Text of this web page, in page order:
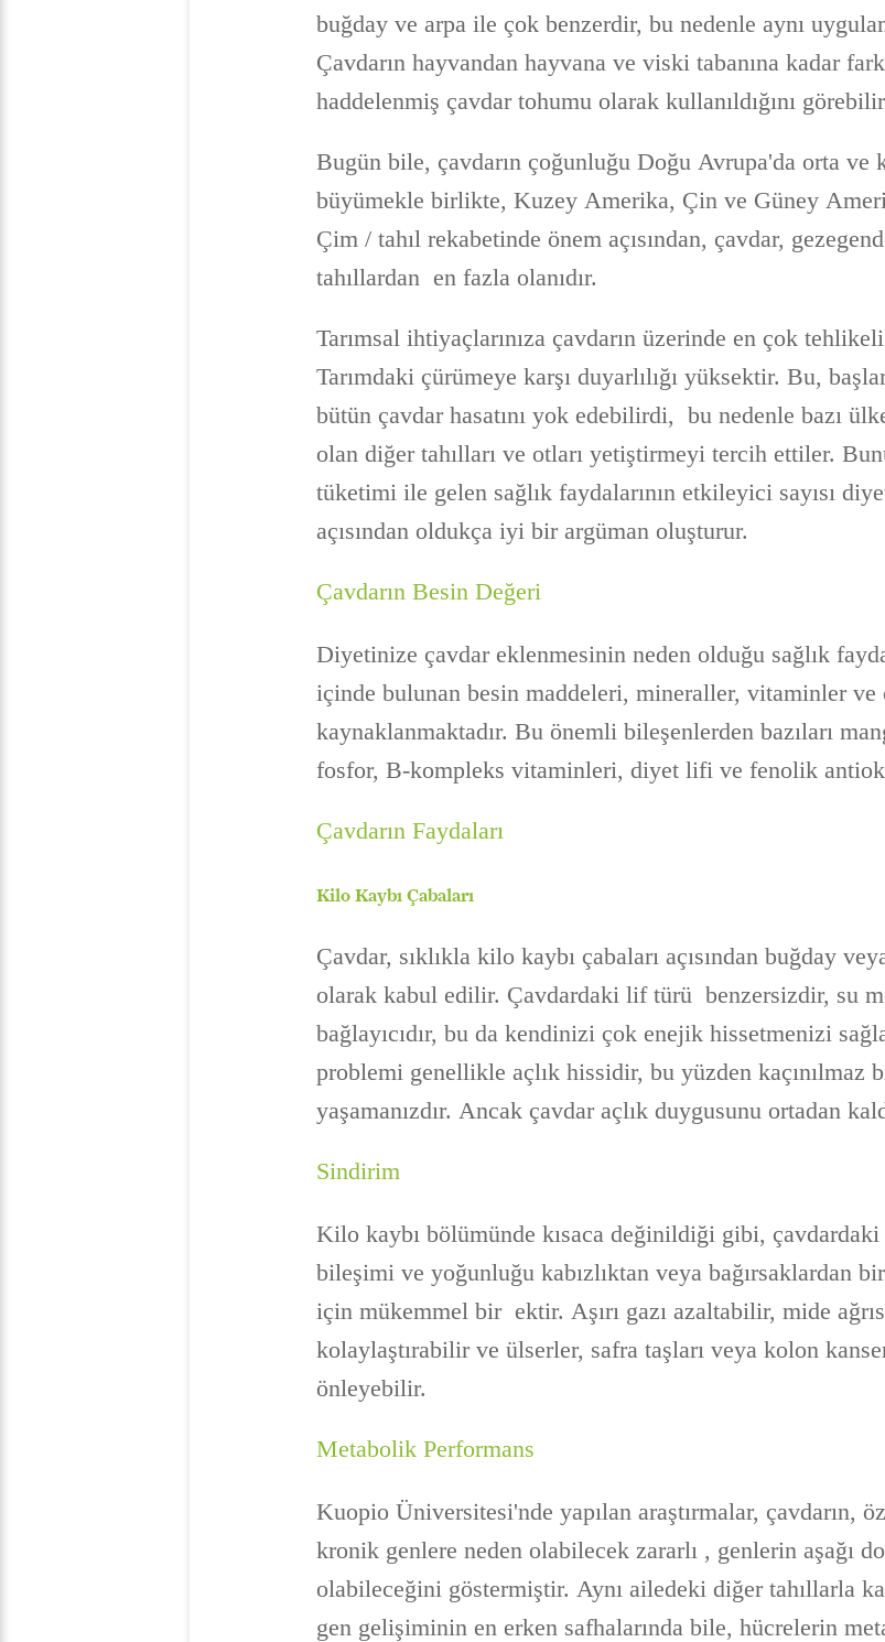
buğday ve arpa ile çok benzerdir, bu nedenle aynı
Çavdarın hayvandan hayvana ve viski tabanına kadar
haddelenmiş çavdar tohumu olarak kullanıldığını
Bugün bile, çavdarın çoğunluğu Doğu Avrupa'da orta ve
büyümekle birlikte, Kuzey Amerika, Çin ve Güney
Çim / tahıl rekabetinde önem açısından, çavdar,
tahıllardan en fazla olanıdır.
Tarımsal ihtiyaçlarınıza çavdarın üzerinde en çok
Tarımdaki çürümeye karşı duyarlılığı yüksektir. Bu,
bütün çavdar hasatını yok edebilirdi, bu nedenle bazı
olan diğer tahılları ve otları yetiştirmeyi tercih ettiler.
tüketimi ile gelen sağlık faydalarının etkileyici sayısı
açısından oldukça iyi bir argüman oluşturur.
Çavdarın Besin Değeri
Diyetinize çavdar eklenmesinin neden olduğu sağlık
içinde bulunan besin maddeleri, mineraller, vitaminler
kaynaklanmaktadır. Bu önemli bileşenlerden bazıları
fosfor, B-kompleks vitaminleri, diyet lifi ve fenolik
Çavdarın Faydaları
Kilo Kaybı Çabaları
Çavdar, sıklıkla kilo kaybı çabaları açısından buğday
olarak kabul edilir. Çavdardaki lif türü benzersizdir, su
bağlayıcıdır, bu da kendinizi çok enejik hissetmenizi
problemi genellikle açlık hissidir, bu yüzden kaçınılmaz
yaşamanızdır. Ancak çavdar açlık duygusunu ortadan
Sindirim
Kilo kaybı bölümünde kısaca değinildiği gibi,
bileşimi ve yoğunluğu kabızlıktan veya bağırsaklardan
için mükemmel bir ektir. Aşırı gazı azaltabilir, mide
kolaylaştırabilir ve ülserler, safra taşları veya kolon
önleyebilir.
Metabolik Performans
Kuopio Üniversitesi'nde yapılan araştırmalar, çavdarın,
kronik genlere neden olabilecek zararlı , genlerin aşağı
olabileceğini göstermiştir. Aynı ailedeki diğer tahıllarla
gen gelişiminin en erken safhalarında bile, hücrelerin